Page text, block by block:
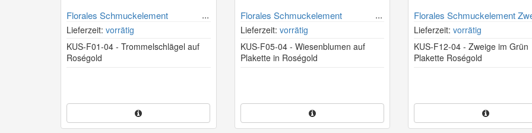
Florales Schmuckelement
Trommelschlägel Roségold
Lieferzeit: vorrätig
KUS-F01-04 - Trommelschlägel auf
Roségold
Florales Schmuckelement
Wiesenblumen Plakette Roségold
Lieferzeit: vorrätig
KUS-F05-04 - Wiesenblumen auf
Plakette in Roségold
Florales Schmuckelement
Grün Plakette Roségold
Lieferzeit: vorrätig
KUS-F12-04 - Zweige im Grün
Plakette Roségold